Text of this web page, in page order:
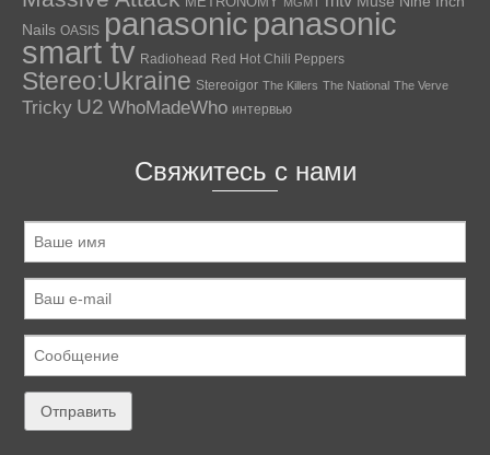
MGMT
Nails OASIS panasonic panasonic
smart tv Radiohead Red Hot Chili Peppers
Stereo:Ukraine Stereoigor The Killers The National The Verve
Tricky U2 WhoMadeWho интервью
Свяжитесь с нами